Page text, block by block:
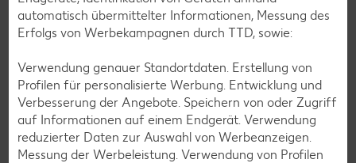
Blaubeer-Rezepte
Bananen-Rezepte
Zurück zu allen Rezepten
automatisch übermittelter Informationen, Messung des
Erfolgs von Werbekampagnen durch TTD, sowie:
Verwendung genauer Standortdaten. Erstellung von
Profilen für personalisierte Werbung. Entwicklung und
Verbesserung der Angebote. Speichern von oder Zugriff
auf Informationen auf einem Endgerät. Verwendung
reduzierter Daten zur Auswahl von Werbeanzeigen.
Messung der Werbeleistung. Verwendung von Profilen